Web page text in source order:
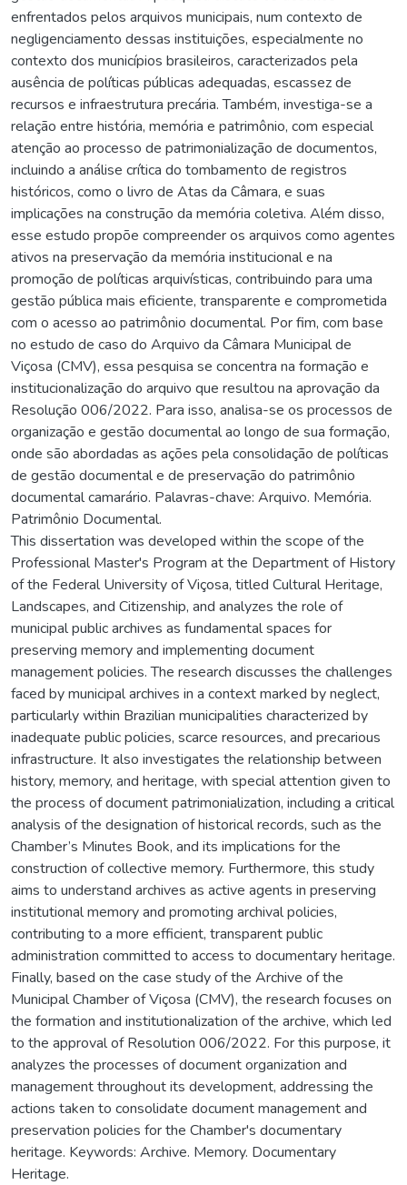
enfrentados pelos arquivos municipais, num contexto de
negligenciamento dessas instituições, especialmente no
contexto dos municípios brasileiros, caracterizados pela
ausência de políticas públicas adequadas, escassez de
recursos e infraestrutura precária. Também, investiga-se a
relação entre história, memória e patrimônio, com especial
atenção ao processo de patrimonialização de documentos,
incluindo a análise crítica do tombamento de registros
históricos, como o livro de Atas da Câmara, e suas
implicações na construção da memória coletiva. Além disso,
esse estudo propõe compreender os arquivos como agentes
ativos na preservação da memória institucional e na
promoção de políticas arquivísticas, contribuindo para uma
gestão pública mais eficiente, transparente e comprometida
com o acesso ao patrimônio documental. Por fim, com base
no estudo de caso do Arquivo da Câmara Municipal de
Viçosa (CMV), essa pesquisa se concentra na formação e
institucionalização do arquivo que resultou na aprovação da
Resolução 006/2022. Para isso, analisa-se os processos de
organização e gestão documental ao longo de sua formação,
onde são abordadas as ações pela consolidação de políticas
de gestão documental e de preservação do patrimônio
documental camarário. Palavras-chave: Arquivo. Memória.
Patrimônio Documental.
This dissertation was developed within the scope of the
Professional Master's Program at the Department of History
of the Federal University of Viçosa, titled Cultural Heritage,
Landscapes, and Citizenship, and analyzes the role of
municipal public archives as fundamental spaces for
preserving memory and implementing document
management policies. The research discusses the challenges
faced by municipal archives in a context marked by neglect,
particularly within Brazilian municipalities characterized by
inadequate public policies, scarce resources, and precarious
infrastructure. It also investigates the relationship between
history, memory, and heritage, with special attention given to
the process of document patrimonialization, including a critical
analysis of the designation of historical records, such as the
Chamber’s Minutes Book, and its implications for the
construction of collective memory. Furthermore, this study
aims to understand archives as active agents in preserving
institutional memory and promoting archival policies,
contributing to a more efficient, transparent public
administration committed to access to documentary heritage.
Finally, based on the case study of the Archive of the
Municipal Chamber of Viçosa (CMV), the research focuses on
the formation and institutionalization of the archive, which led
to the approval of Resolution 006/2022. For this purpose, it
analyzes the processes of document organization and
management throughout its development, addressing the
actions taken to consolidate document management and
preservation policies for the Chamber's documentary
heritage. Keywords: Archive. Memory. Documentary
Heritage.